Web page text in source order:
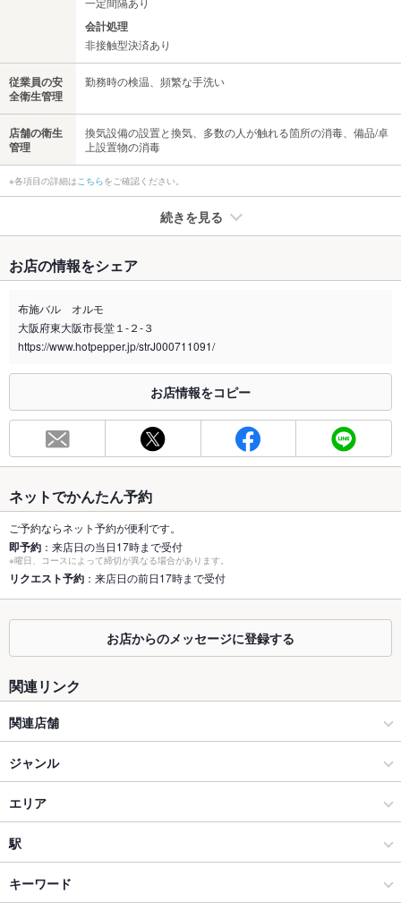
会計処理
非接触型決済あり
従業員の安
全衛生管理
勤務時の検温、頻繁な手洗い
店舗の衛生
管理
換気設備の設置と換気、多数の人が触れる箇所の消毒、備品/卓
上設置物の消毒
※各項目の詳細はこちらをご確認ください。
続きを見る
禁煙・喫煙 全席禁煙
喫煙専用室 なし
※2020年4月1日～受動喫煙対策に関する法律が施行されています。正しい情報はお店へお問い
総席数 27席(テーブル、カウンター)
最大宴会収
30人(20人以上で貸切OK)
個室 なし ：個室はございません。
座敷 なし ：座敷はございません。
掘りごたつ なし ：掘りごたつはございません。
カウンター あり ：カウンター15席ございます。
ソファー なし ：ソファー席ございません。
テラス席
貸切
設備
Wi-Fi
ー
駐車場
お店の情報をシェア
布施バル オルモ
大阪府東大阪市長堂１‐２‐３
https://www.hotpepper.jp/strJ000711091/
お店情報をコピー
ネットでかんたん予約
ご予約ならネット予約が便利です。
即予約 ：来店日の当日17時まで受付
※曜日、コースによって締切が異なる場合があります。
リクエスト予約 ：来店日の前日17時まで受付
お店からのメッセージに登録する
関連リンク
関連店舗
バルマルエスパーニャ BAR MAR Espana
ジャンル
ダイニングバー・バル
スペインバル・イタリアンバール
東大阪市・八尾市・平野・大東市 × ダイニングバー・バル
エリア
東大阪
東大阪 × ダイニングバー・バル
駅
河内永和駅
キーワード